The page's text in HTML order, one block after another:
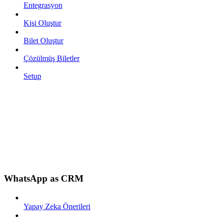
Entegrasyon
Kişi Oluştur
Bilet Oluştur
Çözülmüş Biletler
Setup
WhatsApp as CRM
Yapay Zeka Önerileri